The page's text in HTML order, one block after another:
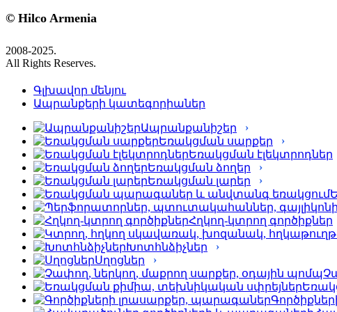
© Hilco Armenia
2008-2025.
All Rights Reserves.
Գլխավոր մենյու
Ապրանքերի կատեգորիաներ
Ապրանքանիշեր
Եռակցման սարքեր
Եռակցման էլեկտրոդներ
Եռակցման ձողեր
Եռակցման լարեր
Հղկող-կտրող գործիքներ
Խոտհնձիչներ
Սղոցներ